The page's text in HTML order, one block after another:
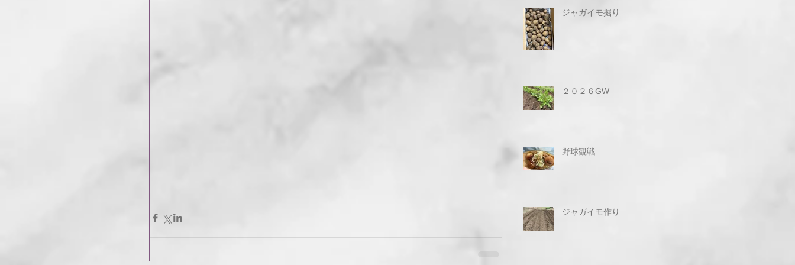
ジャガイモ掘り
２０２６GW
野球観戦
ジャガイモ作り